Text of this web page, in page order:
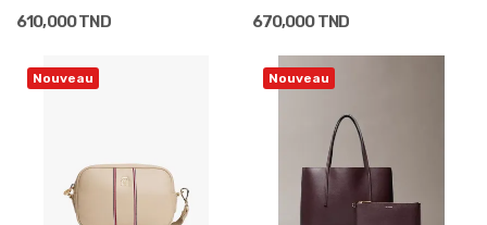
610,000 TND 670,000 TND
Nouveau Nouveau